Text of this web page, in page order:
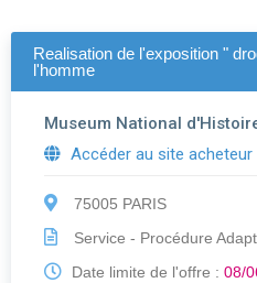
Realisation de l'exposition "
l'homme
Museum National
Accéder au site acheteur
75005 PARIS
Service - Procédure
Date limite de l'offre : 08/